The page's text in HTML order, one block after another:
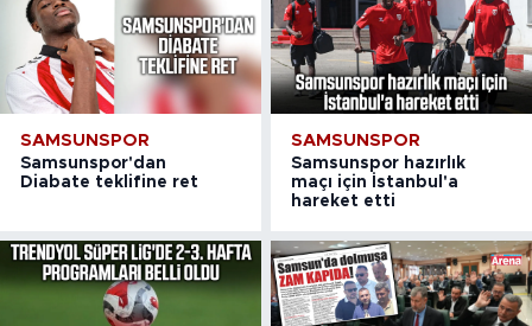
SAMSUNSPOR
Samsunspor'dan
Diabate teklifine ret
SAMSUNSPOR
Samsunspor hazırlık
maçı için İstanbul'a
hareket etti